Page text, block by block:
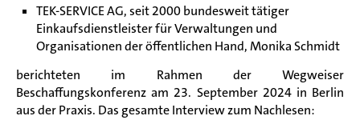
TEK-SERVICE AG, seit 2000 bundesweit tätiger
Einkaufsdienstleister für Verwaltungen und
Organisationen der öffentlichen Hand, Monika Schmidt
berichteten im Rahmen der Wegweiser
Beschaffungskonferenz am 23. September 2024 in Berlin
aus der Praxis. Das gesamte Interview zum Nachlesen: